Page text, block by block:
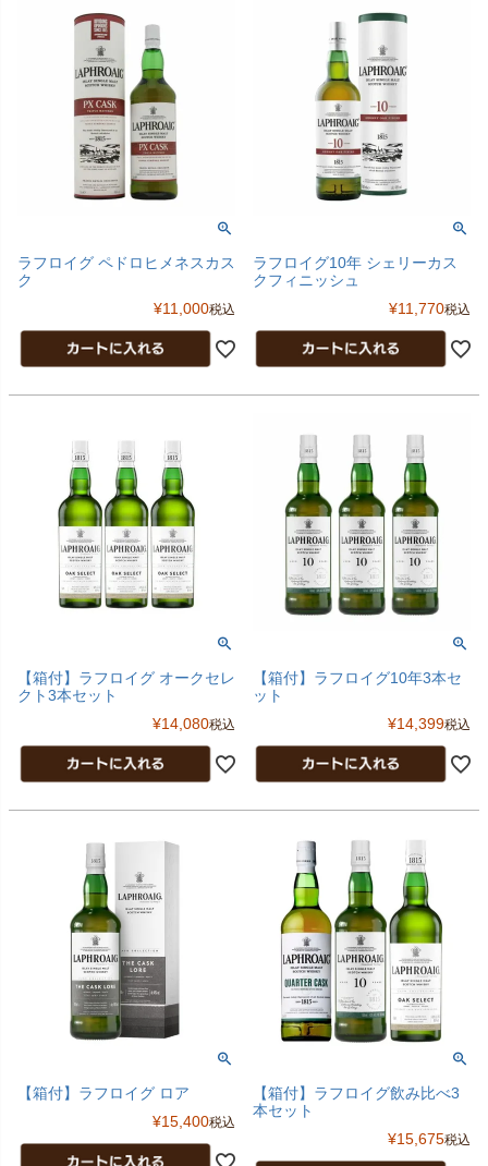
ラフロイグ ペドロヒメネスカス
ク
¥11,000税込
ラフロイグ10年 シェリーカス
クフィニッシュ
¥11,770税込
【箱付】ラフロイグ オークセレ
クト3本セット
¥14,080税込
【箱付】ラフロイグ10年3本セ
ット
¥14,399税込
【箱付】ラフロイグ ロア
¥15,400税込
【箱付】ラフロイグ飲み比べ3
本セット
¥15,675税込